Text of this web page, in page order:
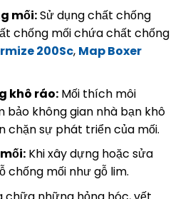
mối:Sử dụng chất chống
chống mối chứa chất chống
200Sc, Map Boxer
khô ráo:Mối thích môi
không gian nhà bạn khô
chặn sự phát triển của mối.
Khi xây dựng hoặc sửa
chống mối như gỗ lim.